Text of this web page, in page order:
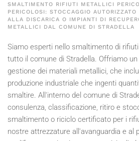
SMALTIMENTO RIFIUTI METALLICI
PERICOLOSI: STOCCAGGIO
ALLA DISCARICA O IMPIANTI DI
METALLICI DAL COMUNE DI STRADELLA
Siamo esperti nello smaltimento di
tutto il comune di Stradella. Offriamo
gestione dei materiali metallici, che
produzione industriale che ingenti
smaltire. All'interno del comune di
consulenza, classificazione, ritiro e
smaltimento o riciclo certificato per i
nostre attrezzature all'avanguardia e al